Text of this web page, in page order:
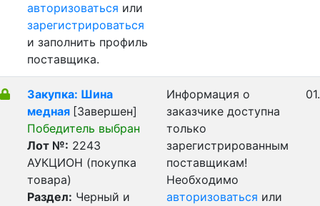
авторизоваться или
зарегистрироваться
и заполнить профиль
поставщика.
Закупка: Шина
медная [Завершен]
Победитель выбран
Лот №: 2243
АУКЦИОН (покупка
товара)
Раздел: Черный и
Информация о
заказчике доступна
только
зарегистрированным
поставщикам!
Необходимо
авторизоваться или